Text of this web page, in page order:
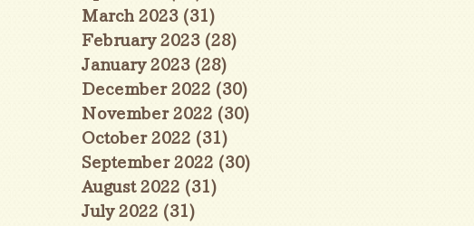
March 2023 (31)
February 2023 (28)
January 2023 (28)
December 2022 (30)
November 2022 (30)
October 2022 (31)
September 2022 (30)
August 2022 (31)
July 2022 (31)